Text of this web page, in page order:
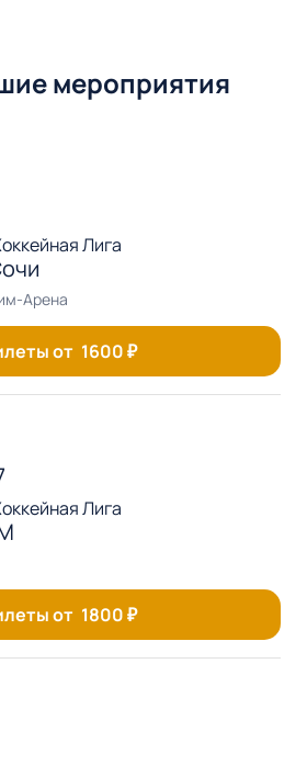
мероприятия
Лига
Арена
от 1600₽
Лига
от 1800₽